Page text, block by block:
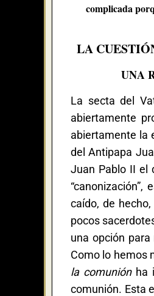
complicada
LA
UNA
La secta del
abiertamente
abiertamente la
del Antipapa
Juan Pablo II el
caído, de
pocos
una opción
Como lo hemos
la comuniónha
comunión. Esta